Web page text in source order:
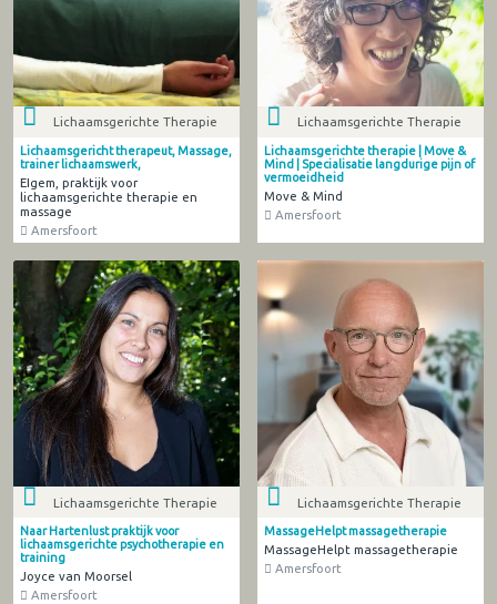
Lichaamsgerichte Therapie
Lichaamsgericht therapeut, Massage,
trainer lichaamswerk,
EIgem, praktijk voor
lichaamsgerichte therapie en
massage
Amersfoort
Lichaamsgerichte Therapie
Lichaamsgerichte therapie | Move &
Mind | Specialisatie langdurige pijn of
vermoeidheid
Move & Mind
Amersfoort
Lichaamsgerichte Therapie
Naar Hartenlust praktijk voor
lichaamsgerichte psychotherapie en
training
Joyce van Moorsel
Amersfoort
Lichaamsgerichte Therapie
MassageHelpt massagetherapie
MassageHelpt massagetherapie
Amersfoort